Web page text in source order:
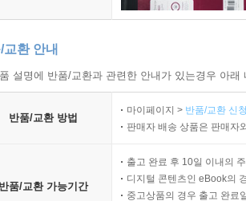
교환 안내
설명에 반품/교환과 관련한 안내가 있는경우 아
반품/교환 방법
마이페이지 > 반품/교환 신
판매자 배송 상품은 판매자
반품/교환 가능기간
출고 완료 후 10일 이내의
디지털 콘텐츠인 eBook의
중고상품의 경우 출고 완료